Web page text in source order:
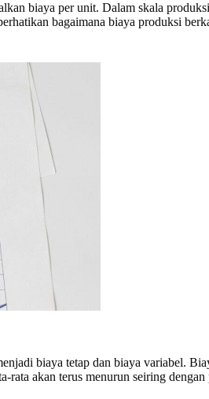
biaya per unit. Dalam skala
bagaimana biaya produksi
biaya tetap dan biaya variabel.
akan terus menurun seiring dengan